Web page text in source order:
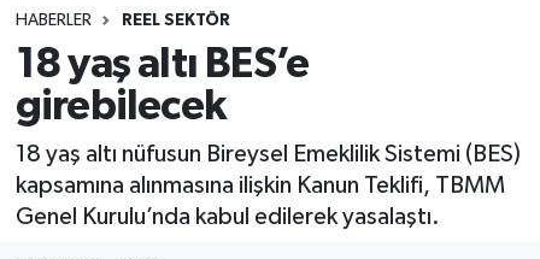
HABERLER REEL SEKTÖR
18 yaş altı BES’e
girebilecek
18 yaş altı nüfusun Bireysel Emeklilik Sistemi (BES)
kapsamına alınmasına ilişkin Kanun Teklifi, TBMM
Genel Kurulu’nda kabul edilerek yasalaştı.
GÜNCEL
HABERLER